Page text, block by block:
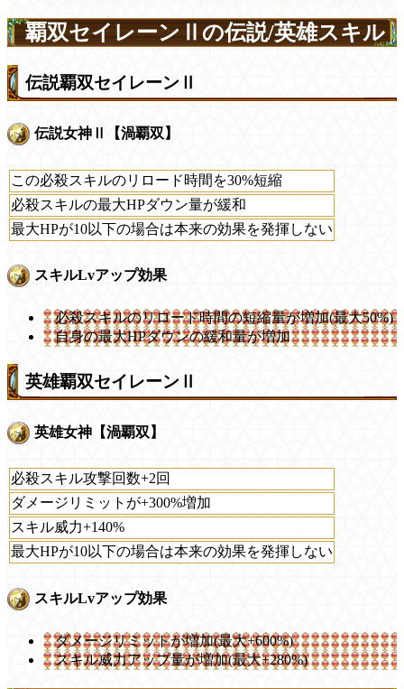
覇双セイレーンⅡの伝説/英雄スキル
伝説覇双セイレーンⅡ
伝説女神Ⅱ【渦覇双】
この必殺スキルのリロード時間を30%短縮
必殺スキルの最大HPダウン量が緩和
最大HPが10以下の場合は本来の効果を発揮しない
スキルLvアップ効果
必殺スキルのリロード時間の短縮量が増加(最大50%)
自身の最大HPダウンの緩和量が増加
英雄覇双セイレーンⅡ
英雄女神【渦覇双】
必殺スキル攻撃回数+2回
ダメージリミットが+300%増加
スキル威力+140%
最大HPが10以下の場合は本来の効果を発揮しない
スキルLvアップ効果
ダメージリミットが増加(最大+600%)
スキル威力アップ量が増加(最大+280%)